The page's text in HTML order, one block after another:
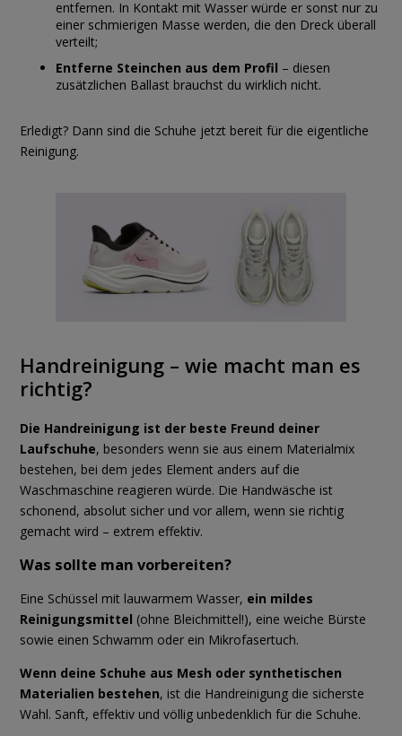
entfernen. In Kontakt mit Wasser würde er sonst nur zu
einer schmierigen Masse werden, die den Dreck überall
verteilt;
Entferne Steinchen aus dem Profil – diesen
zusätzlichen Ballast brauchst du wirklich nicht.
Erledigt? Dann sind die Schuhe jetzt bereit für die eigentliche
Reinigung.
Handreinigung – wie macht man es
richtig?
Die Handreinigung ist der beste Freund deiner
Laufschuhe, besonders wenn sie aus einem Materialmix
bestehen, bei dem jedes Element anders auf die
Waschmaschine reagieren würde. Die Handwäsche ist
schonend, absolut sicher und vor allem, wenn sie richtig
gemacht wird – extrem effektiv.
Was sollte man vorbereiten?
Eine Schüssel mit lauwarmem Wasser, ein mildes
Reinigungsmittel (ohne Bleichmittel!), eine weiche Bürste
sowie einen Schwamm oder ein Mikrofasertuch.
Wenn deine Schuhe aus Mesh oder synthetischen
Materialien bestehen, ist die Handreinigung die sicherste
Wahl. Sanft, effektiv und völlig unbedenklich für die Schuhe.